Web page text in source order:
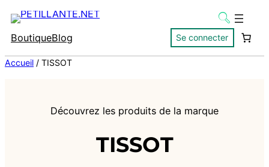
BoutiqueBlog Se connecter
Accueil / TISSOT
Découvrez les produits de la marque
TISSOT